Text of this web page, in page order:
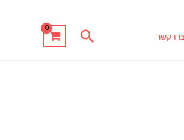
צרו קשר חיפוש